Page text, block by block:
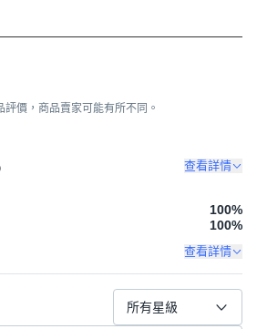
價，商品賣家可能有所不同。
查看詳情
100%
100%
查看詳情
所有星級